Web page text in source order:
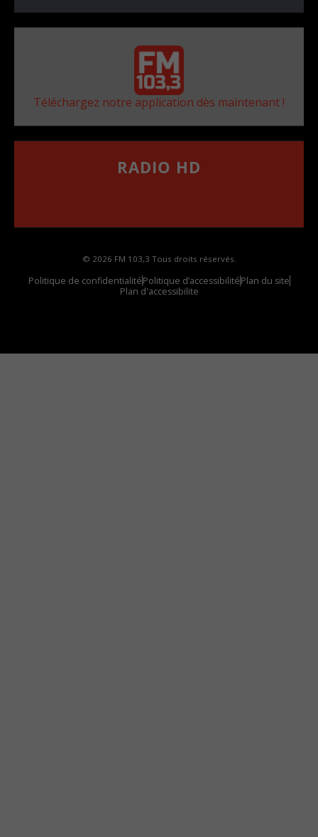
Téléchargez notre application dès maintenant !
RADIO HD
© 2026 FM 103,3 Tous droits réservés.
Politique de confidentialitéPolitique d’accessibilitéPlan du site
Plan d'accessibilite